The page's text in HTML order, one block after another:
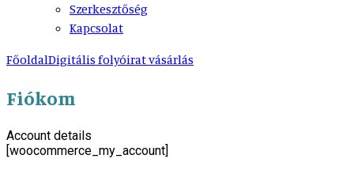
Szerkesztőség
Kapcsolat
FőoldalDigitális folyóirat vásárlás
Fiókom
Account details
[woocommerce_my_account]